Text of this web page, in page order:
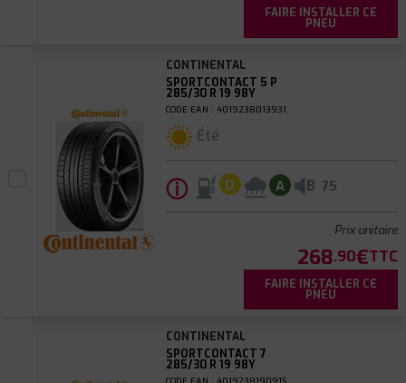
FAIRE INSTALLER CE
PNEU
CONTINENTAL
SPORTCONTACT 5 P
285/30 R 19 98Y
CODE EAN : 4019238013931
Été
ⓘ D A B 75
Prix unitaire
268.90€TTC
FAIRE INSTALLER CE
PNEU
CONTINENTAL
SPORTCONTACT 7
285/30 R 19 98Y